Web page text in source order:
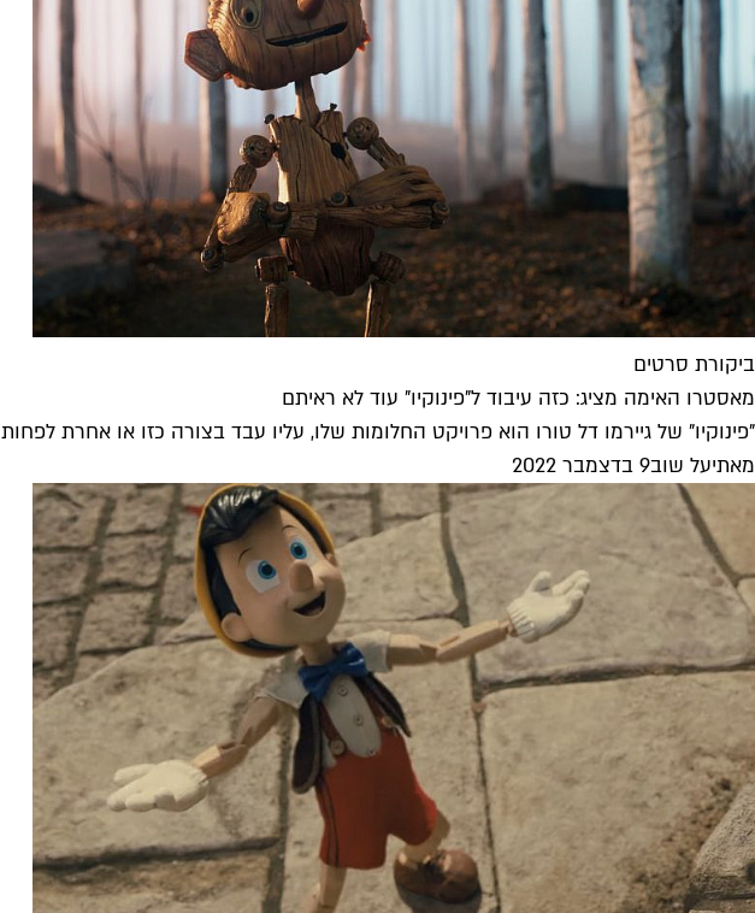
ביקורת סרטים
מאסטרו האימה מציג: כזה עיבוד ל"פינוקיו" עוד לא ראיתם
"פינוקיו" של גיירמו דל טורו הוא פרויקט החלומות שלו, עליו עבד בצורה כזו או אחרת לפחות 15 שנה. בזכות בחירות לא...
מאתיעל שוב9 בדצמבר 2022